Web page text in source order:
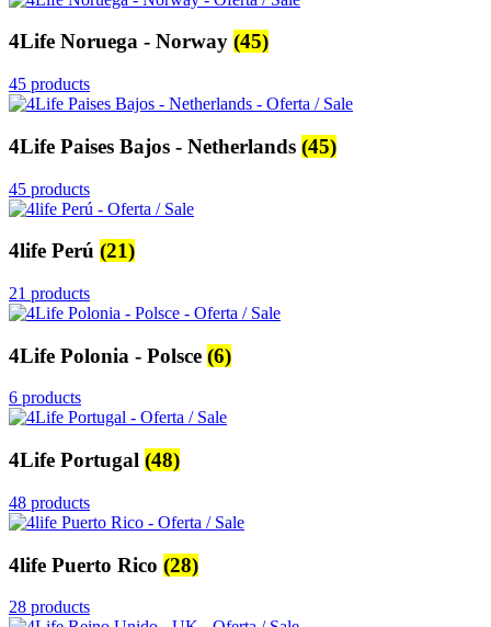
4Life Noruega - Norway (45)
45 products
4Life Paises Bajos - Netherlands (45)
45 products
4life Perú (21)
21 products
4Life Polonia - Polsce (6)
6 products
4Life Portugal (48)
48 products
4life Puerto Rico (28)
28 products